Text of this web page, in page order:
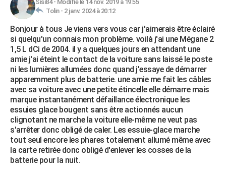
Retraite
Impôts
Epargne
Immobilier
Risques naturels par ville
Banque
Assurance
Crédit
AUTO
Essais
Réserver un essai
Citadines
Berlines
SUV
Forum auto
+HIGH-TECH
Mobiles
Meilleur smartphone
Internet
Ordinateurs
Jeux vidéo
Guide high-tech
BRICOLAGE
Forum
Aménagement intérieur
Extérieur
Cuisine
Salle de bains
Jardinage
Rangement
WEEK-END
Guides de France
Patrimoine
Expositions
Week-end nature
LIFESTYLE
Art de vivre
Bien-être
Loisirs
ModeModes de vie
SANTE
Alimentation
Guide de la santé
Maladies
Médicaments
Sommeil
VOYAGE
Destinations
City break
Voyage nature
Voyage de noces
Forum
Climat
+PHOTO
Sisi84- Modifié le 14 nov. 2019 à 19:55
Tolin - 2 janv. 2024 à 20:12
Bonjour à tous Je viens vers vous car j'aimerais être éclairé
si quelqu'un connais mon problème. voilà j'ai une Mégane 2
1,5 L dCi de 2004. il y a quelques jours en attendant une
amie j'ai éteint le contact de la voiture sans laissé le poste
ni les lumières allumées donc quand j'essaye de démarrer
apparemment plus de batterie. une amie me fait les câbles
avec sa voiture avec une petite étincelle elle démarre mais
marque instantanément défaillance électronique les
essuies glace bougent sans être actionnés aucun
clignotant ne marche la voiture elle-même ne veut pas
s'arrêter donc obligé de caler. Les essuie-glace marche
tout seul encore les phares totalement allumé même avec
la carte retirée donc obligé d'enlever les cosses de la
batterie pour la nuit.